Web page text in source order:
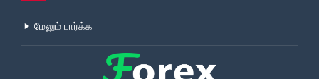
மேலும் பார்க்க